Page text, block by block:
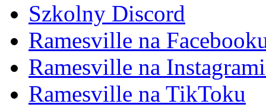
Szkolny Discord
Ramesville na
Ramesville na
Ramesville na TikToku